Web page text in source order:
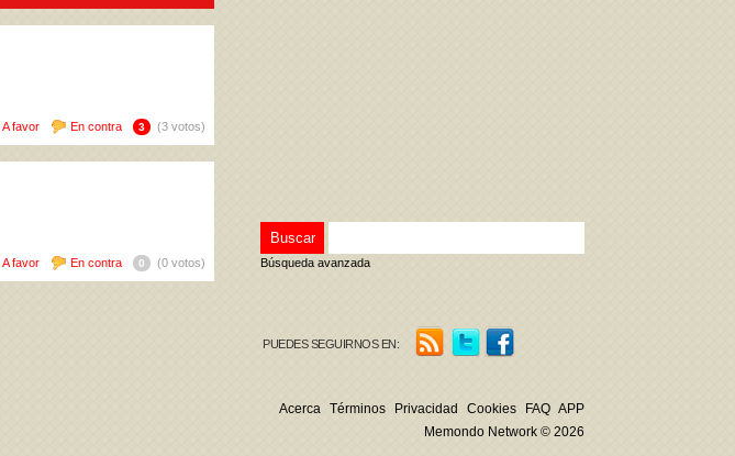
A favor En contra 3 (3 votos)
A favor En contra 0 (0 votos) Búsqueda avanzada
PUEDES SEGUIRNOS EN:
Acerca Términos Privacidad Cookies FAQ APP
Memondo Network © 2026